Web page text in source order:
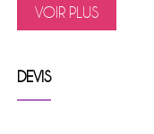
VOIR PLUS
DEVIS